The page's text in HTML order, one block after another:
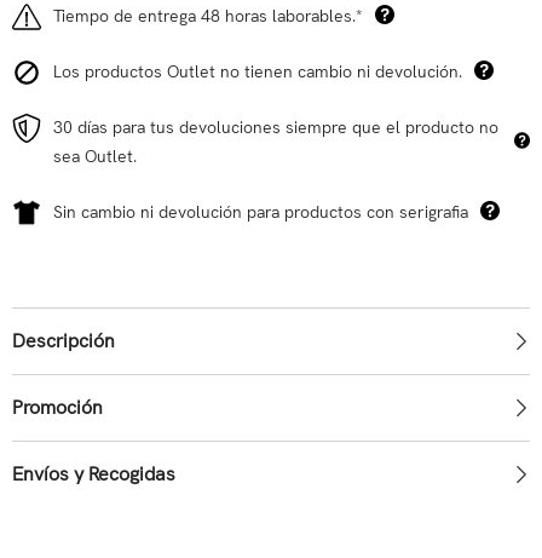
Tiempo de entrega 48 horas laborables.*
Los productos Outlet no tienen cambio ni devolución.
30 días para tus devoluciones siempre que el producto no
sea Outlet.
Sin cambio ni devolución para productos con serigrafia
Descripción
Promoción
Envíos y Recogidas